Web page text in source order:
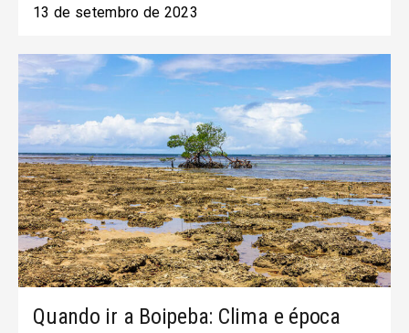
13 de setembro de 2023
Quando ir a Boipeba: Clima e época